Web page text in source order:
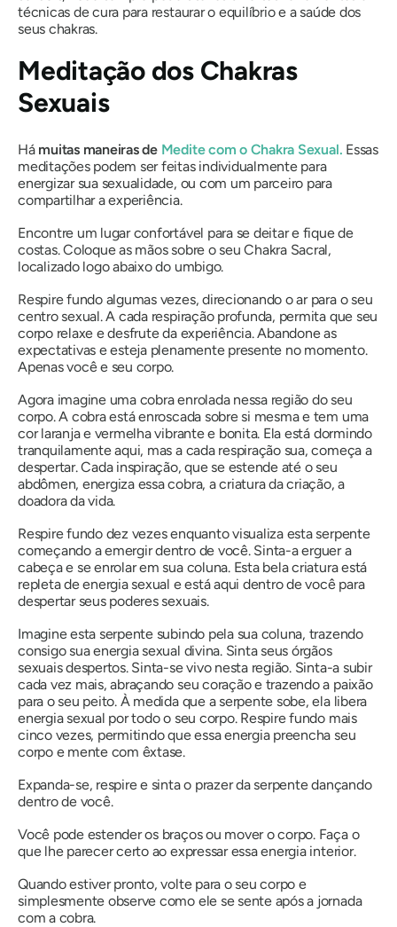
técnicas de cura para restaurar o equilíbrio e a saúde dos
seus chakras.
Meditação dos Chakras
Sexuais
Há muitas maneiras de Medite com o Chakra Sexual. Essas
meditações podem ser feitas individualmente para
energizar sua sexualidade, ou com um parceiro para
compartilhar a experiência.
Encontre um lugar confortável para se deitar e fique de
costas. Coloque as mãos sobre o seu Chakra Sacral,
localizado logo abaixo do umbigo.
Respire fundo algumas vezes, direcionando o ar para o seu
centro sexual. A cada respiração profunda, permita que seu
corpo relaxe e desfrute da experiência. Abandone as
expectativas e esteja plenamente presente no momento.
Apenas você e seu corpo.
Agora imagine uma cobra enrolada nessa região do seu
corpo. A cobra está enroscada sobre si mesma e tem uma
cor laranja e vermelha vibrante e bonita. Ela está dormindo
tranquilamente aqui, mas a cada respiração sua, começa a
despertar. Cada inspiração, que se estende até o seu
abdômen, energiza essa cobra, a criatura da criação, a
doadora da vida.
Respire fundo dez vezes enquanto visualiza esta serpente
começando a emergir dentro de você. Sinta-a erguer a
cabeça e se enrolar em sua coluna. Esta bela criatura está
repleta de energia sexual e está aqui dentro de você para
despertar seus poderes sexuais.
Imagine esta serpente subindo pela sua coluna, trazendo
consigo sua energia sexual divina. Sinta seus órgãos
sexuais despertos. Sinta-se vivo nesta região. Sinta-a subir
cada vez mais, abraçando seu coração e trazendo a paixão
para o seu peito. À medida que a serpente sobe, ela libera
energia sexual por todo o seu corpo. Respire fundo mais
cinco vezes, permitindo que essa energia preencha seu
corpo e mente com êxtase.
Expanda-se, respire e sinta o prazer da serpente dançando
dentro de você.
Você pode estender os braços ou mover o corpo. Faça o
que lhe parecer certo ao expressar essa energia interior.
Quando estiver pronto, volte para o seu corpo e
simplesmente observe como ele se sente após a jornada
com a cobra.